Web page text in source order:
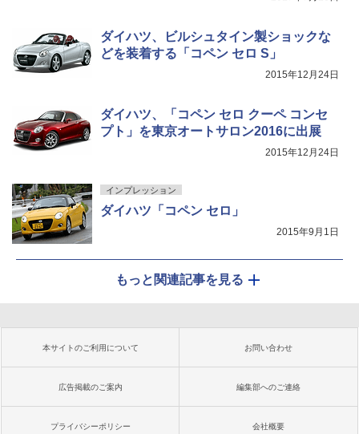
ダイハツ、ビルシュタイン製ショックな
どを装着する「コペン セロ S」
2015年12月24日
ダイハツ、「コペン セロ クーペ コンセ
プト」を東京オートサロン2016に出展
2015年12月24日
インプレッション
ダイハツ「コペン セロ」
2015年9月1日
もっと関連記事を見る
本サイトのご利用について お問い合わせ
広告掲載のご案内 編集部へのご連絡
プライバシーポリシー 会社概要